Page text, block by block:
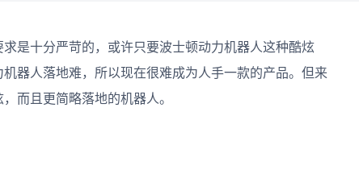
是十分严苛的，或许只要波士顿动力机器人这种酷炫
器人落地难，所以现在很难成为人手一款的产品。但来
而且更简略落地的机器人。